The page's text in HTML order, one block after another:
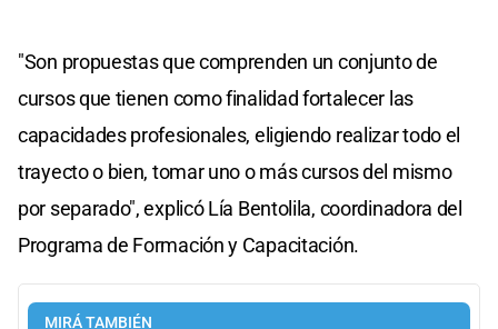
"Son propuestas que comprenden un conjunto de
cursos que tienen como finalidad fortalecer las
capacidades profesionales, eligiendo realizar todo el
trayecto o bien, tomar uno o más cursos del mismo
por separado", explicó Lía Bentolila, coordinadora del
Programa de Formación y Capacitación.
MIRÁ TAMBIÉN